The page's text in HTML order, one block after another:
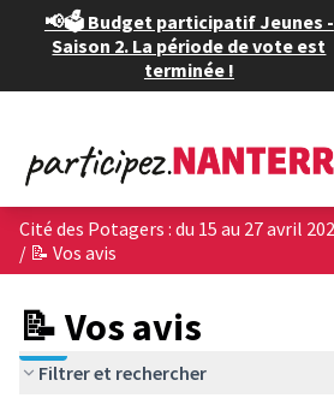
📢🗳️ Budget participatif Jeunes -
Saison 2. La période de vote est
terminée !
/ 📝 Vos avis
📝 Vos avis
Filtrer et rechercher